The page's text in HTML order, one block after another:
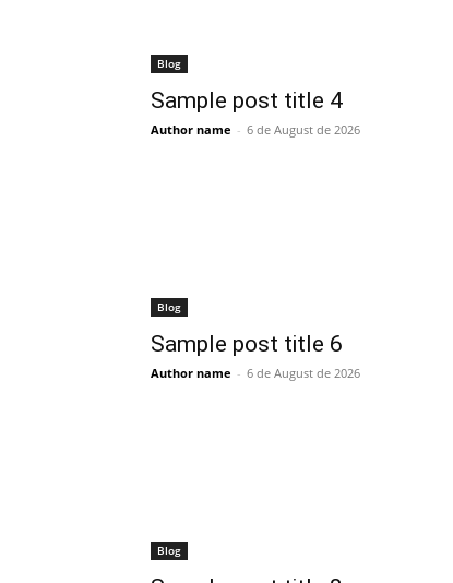
Blog
Sample post title 4
Author name - 6 de August de 2026
Blog
Sample post title 6
Author name - 6 de August de 2026
Blog